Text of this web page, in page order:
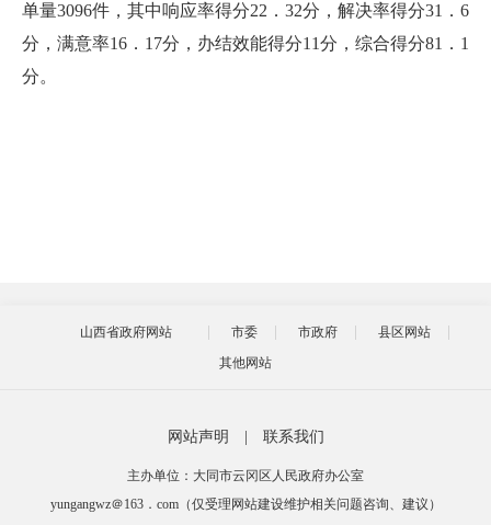
单量3096件，其中响应率得分22．32分，解决率得分31．6
分，满意率16．17分，办结效能得分11分，综合得分81．1
分。
山西省政府网站 市委 市政府
县区网站
其他网站
网站声明 联系我们
主办单位：大同市云冈区人民政府办公室
yungangwz＠163．com（仅受理网站建设维护相关问题咨询、建议）